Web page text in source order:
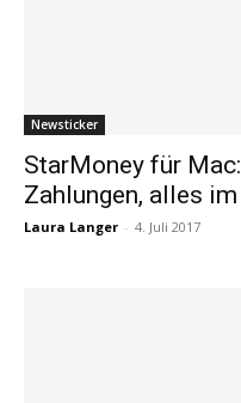
Newsticker
StarMoney für
Zahlungen, alles
Laura Langer - 4. Juli 2017